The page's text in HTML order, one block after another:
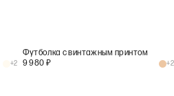
+2
Футболка с винтажным принтом
9 980 ₽ +2